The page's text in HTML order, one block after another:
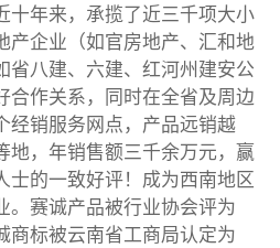
十年来，承揽了近三千项大小
产企业（如官房地产、汇和地
省八建、六建、红河州建安公
合作关系，同时在全省及周边
经销服务网点，产品远销越
地，年销售额三千余万元，赢
士的一致好评！成为西南地区
。赛诚产品被行业协会评为
商标被云南省工商局认定为